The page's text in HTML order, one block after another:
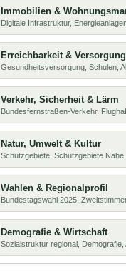
Immobilien &
Digitale Infrastruktur,
Erreichbarkeit & Versorgung
Gesundheitsversorgung, Schulen,
Verkehr, Sicherheit & Lärm
Bundesfernstraßen-Verkehr,
Natur, Umwelt & Kultur
Schutzgebiete, Schutzgebiete
Wahlen & Regionalprofil
Bundestagswahl 2025,
Demografie & Wirtschaft
Sozialstruktur regional,